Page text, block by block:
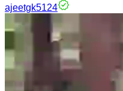
ajeetgk5124